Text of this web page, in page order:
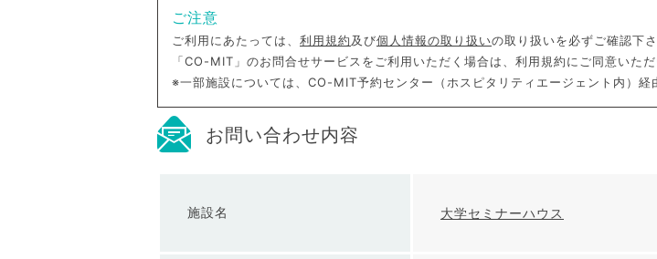
ご注意
ご利用にあたっては、 利用規約及び個人情報の取り扱いの取り扱いを必ずご確認下さ
「CO-MIT」のお問合せサービスをご利用いただく場合は、利用規約にご同意いただ
※一部施設については、CO-MIT予約センター（ホスピタリティエージェント内）経
お問い合わせ内容
施設名 大学セミナーハウス